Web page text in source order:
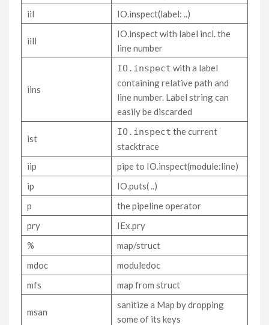
iil
IO.inspect(label: ..)
iill
IO.inspect with label incl. the
line number
iins
IO.inspect with a label
containing relative path and
line number. Label string can
easily be discarded
ist
IO.inspect the current
stacktrace
iip
pipe to IO.inspect(module:line)
ip
IO.puts( ..)
p
the pipeline operator
pry
IEx.pry
%
map/struct
mdoc
moduledoc
mfs
map from struct
msan
sanitize a Map by dropping
some of its keys